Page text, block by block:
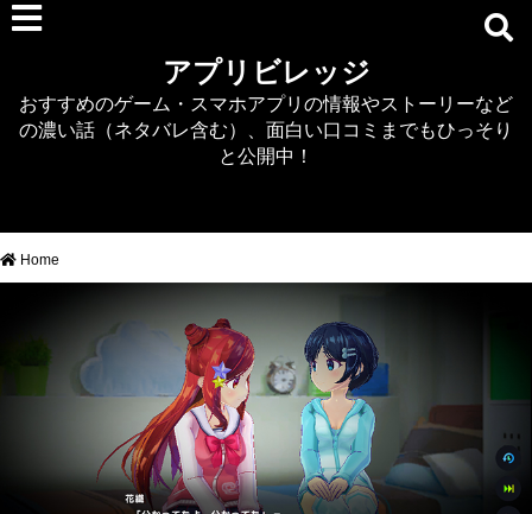
デタリキZ
アナザーエデン
RTS/MOBA
アクション
牧場婚活
DEAD OR ALIVE XVV
パズル/クイズ
アプリビレッジ
おすすめのゲーム・スマホアプリの情報やストーリーなど
の濃い話（ネタバレ含む）、面白い口コミまでもひっそり
と公開中！
Home